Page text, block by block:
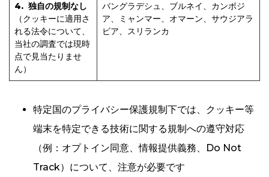
4. 独自の規制なし
（クッキーに適用さ
れる法令について、
当社の調査では現時
点で見当たりませ
ん）
バングラデシュ、ブルネイ、カンボジ
ア、ミャンマー、オマーン、サウジアラ
ビア、スリランカ
特定国のプライバシー保護規制下では、クッキー等
端末を特定できる技術に関する規制への遵守対応
（例：オプトイン同意、情報提供義務、Do Not
Track）について、注意が必要です